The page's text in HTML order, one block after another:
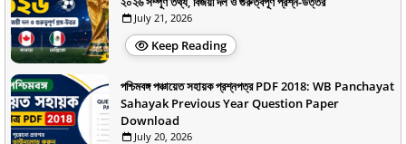
July 21, 2026
Keep Reading
পশ্চিমবঙ্গ পঞ্চায়েত সহায়ক প্রশ্নপত্র PDF 2018: WB Panchayat
Sahayak Previous Year Question Paper
Download
July 20, 2026